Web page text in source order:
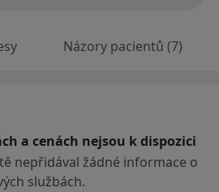
Názory pacientů (7)
a cenách nejsou k dispozici
nepřidával žádné informace o
službách.